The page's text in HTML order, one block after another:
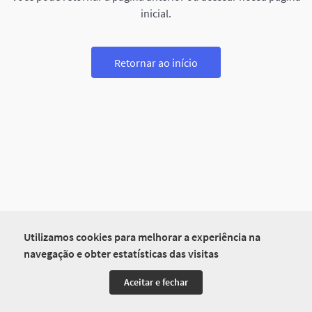
Utilizamos cookies para melhorar a experiência na
navegação e obter estatísticas das visitas
Aceitar e fechar
inicial.
Retornar ao início